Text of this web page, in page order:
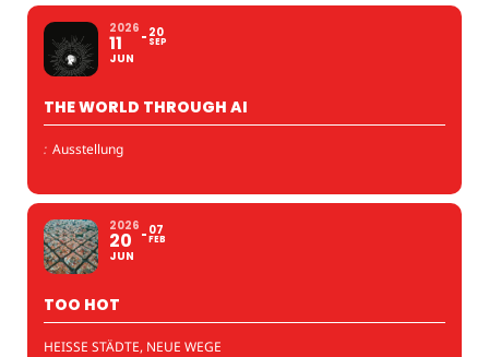
2026
11
JUN
20
SEP
THE WORLD THROUGH AI
: Ausstellung
2026
20
JUN
07
FEB
TOO HOT
HEISSE STÄDTE, NEUE WEGE